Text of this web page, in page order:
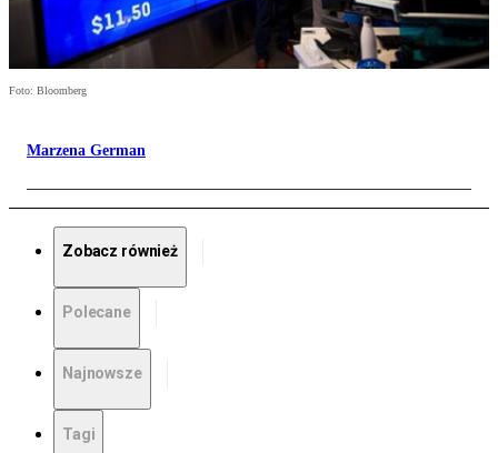
Foto: Bloomberg
Marzena German
Zobacz również
Polecane
Najnowsze
Tagi